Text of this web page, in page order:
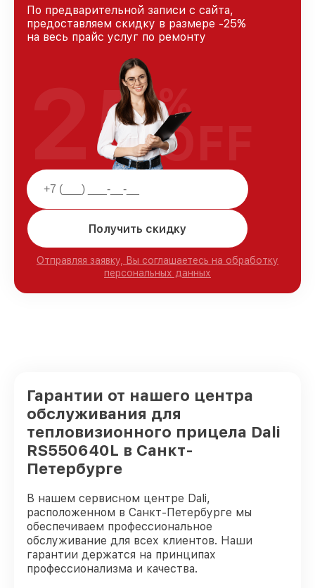
По предварительной записи с сайта,
предоставляем скидку в размере -25%
на весь прайс услуг по ремонту
Получить скидку
Отправляя заявку, Вы соглашаетесь на обработку
персональных данных
25%
OFF
Гарантии от нашего центра
обслуживания для
тепловизионного прицела Dali
RS550640L в Санкт-
Петербурге
В нашем сервисном центре Dali,
расположенном в Санкт-Петербурге мы
обеспечиваем профессиональное
обслуживание для всех клиентов. Наши
гарантии держатся на принципах
профессионализма и качества.